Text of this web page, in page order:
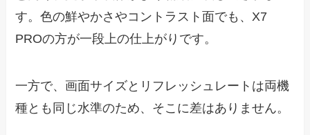
す。色の鮮やかさやコントラスト面でも、X7
PROの方が一段上の仕上がりです。
一方で、画面サイズとリフレッシュレートは両機
種とも同じ水準のため、そこに差はありません。